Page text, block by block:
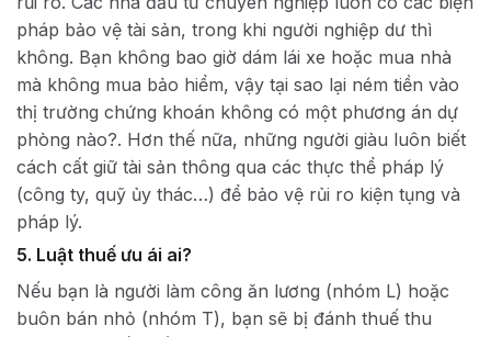
pháp bảo vệ tài sản, trong khi người nghiệp dư thì
không. Bạn không bao giờ dám lái xe hoặc mua nhà
mà không mua bảo hiểm, vậy tại sao lại ném tiền vào
thị trường chứng khoán không có một phương án dự
phòng nào?. Hơn thế nữa, những người giàu luôn biết
cách cất giữ tài sản thông qua các thực thể pháp lý
(công ty, quỹ ủy thác…) để bảo vệ rủi ro kiện tụng và
pháp lý.
5. Luật thuế ưu ái ai?
Nếu bạn là người làm công ăn lương (nhóm L) hoặc
buôn bán nhỏ (nhóm T), bạn sẽ bị đánh thuế thu